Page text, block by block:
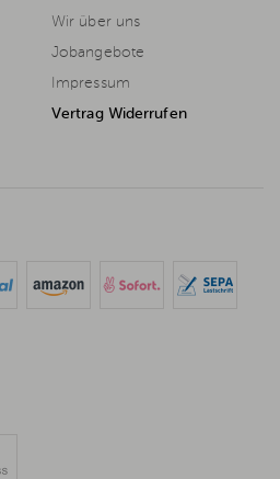
Wir über uns
Jobangebote
Impressum
Vertrag Widerrufen